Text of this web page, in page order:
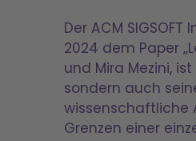
Der ACM
2024 dem Paper
und Mira Mezini,
sondern auch
wissenschaftliche
Grenzen einer